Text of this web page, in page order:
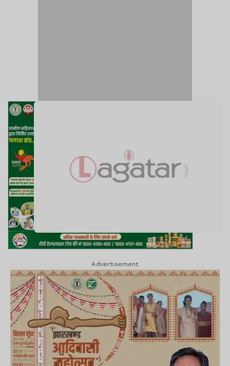
Advertisement